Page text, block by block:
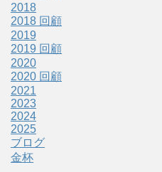
2018
2018 回顧
2019
2019 回顧
2020
2020 回顧
2021
2023
2024
2025
ブログ
金杯